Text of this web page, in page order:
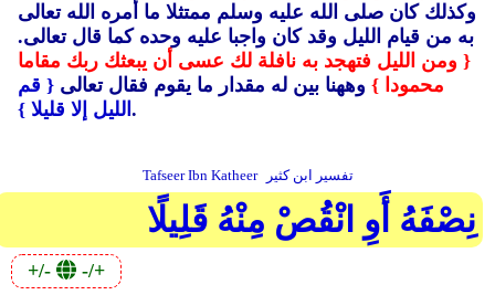
وكذلك كان صلى الله عليه وسلم ممتثلا ما أمره الله تعالى
به من قيام الليل وقد كان واجبا عليه وحده كما قال تعالى.
{ ومن الليل فتهجد به نافلة لك عسى أن يبعثك ربك مقاما
محمودا } وههنا بين له مقدار ما يقوم فقال تعالى { قم
الليل إلا قليلا } .
Tafseer Ibn Katheer تفسير ابن كثير
نِصْفَهُ أَوِ انْقُصْ مِنْهُ قَلِيلًا
+/- -/+